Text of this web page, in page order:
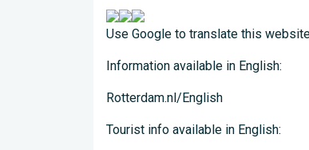
Use Google to translate this
Information available in English:
Rotterdam.nl/English
Tourist info available in English: